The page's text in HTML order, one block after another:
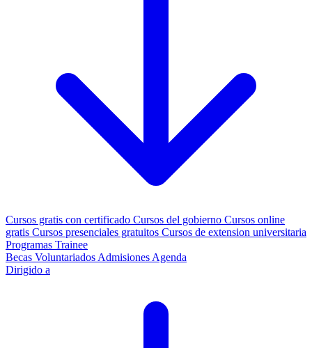
Cursos gratis con certificado Cursos del gobierno Cursos online
gratis Cursos presenciales gratuitos Cursos de extension universitaria
Programas Trainee
Becas Voluntariados Admisiones Agenda
Dirigido a